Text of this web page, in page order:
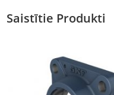
Saistītie Produkti